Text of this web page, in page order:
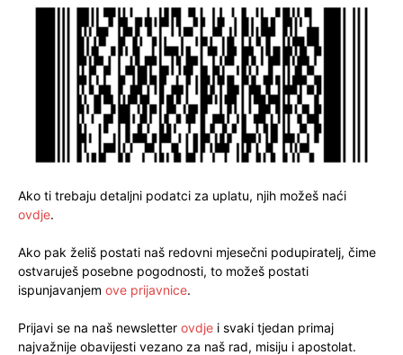
Ako ti trebaju detaljni podatci za uplatu, njih možeš naći
ovdje.
Ako pak želiš postati naš redovni mjesečni podupiratelj, čime
ostvaruješ posebne pogodnosti, to možeš postati
ispunjavanjem ove prijavnice.
Prijavi se na naš newsletter ovdje i svaki tjedan primaj
najvažnije obavijesti vezano za naš rad, misiju i apostolat.